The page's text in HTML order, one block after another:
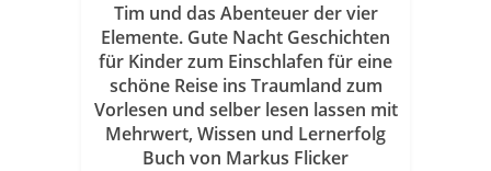
Tim und das Abenteuer der vier
Elemente. Gute Nacht Geschichten
für Kinder zum Einschlafen für eine
schöne Reise ins Traumland zum
Vorlesen und selber lesen lassen mit
Mehrwert, Wissen und Lernerfolg
Buch von Markus Flicker